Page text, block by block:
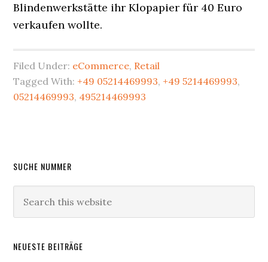
Blindenwerkstätte ihr Klopapier für 40 Euro
verkaufen wollte.
Filed Under: eCommerce, Retail
Tagged With: +49 05214469993, +49 5214469993,
05214469993, 495214469993
Primary
Sidebar
SUCHE NUMMER
this
NEUESTE BEITRÄGE